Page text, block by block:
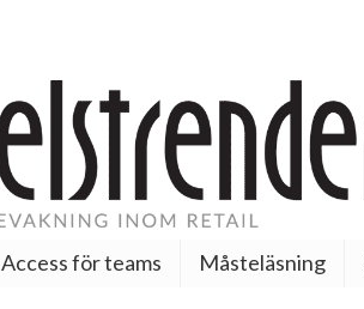
Access för teams Måsteläsning